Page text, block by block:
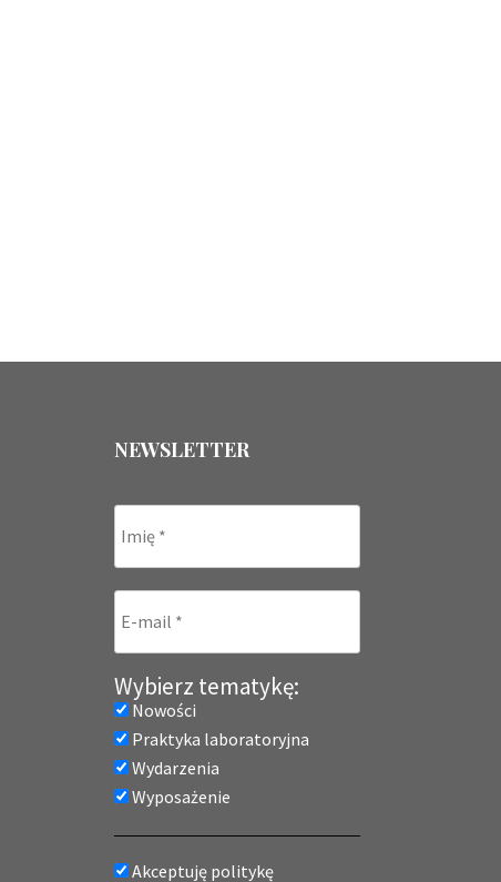
NEWSLETTER
Wybierz tematykę:
Nowości
Praktyka laboratoryjna
Wydarzenia
Wyposażenie
Akceptuję politykę